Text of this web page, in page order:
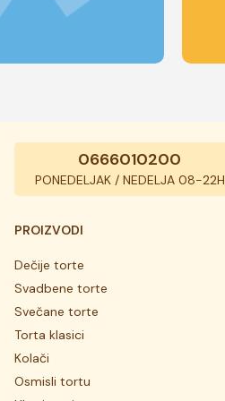
0666010200
PONEDELJAK / NEDELJA 08-22H
PROIZVODI
Dečije torte
Svadbene torte
Svečane torte
Torta klasici
Kolači
Osmisli tortu